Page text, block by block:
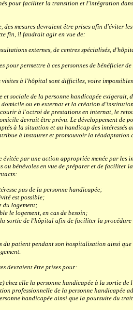
pour faciliter la transition et l'intégration
mesures devraient être prises afin d'éviter les
fin, il faudrait agir en vue de:
externes, de centres spécialisés,
permettre à ces personnes de bénéficier de
à l'hôpital sont difficiles, voire
de la personne handicapée exigerait,
ou en externat et la création
à l'octroi de prestations en internat, le
devrait être prévu. Le développement de
à la situation et au handicap des intéressés
à instaurer et promouvoir la réadaptation
par une action appropriée menée par les
ou bénévoles en vue de préparer et de faciliter
pas de la personne handicapée;
est possible;
logement;
le logement, en cas de besoin;
sortie de l'hôpital afin de faciliter la procédure
patient pendant son hospitalisation ainsi que
devraient être prises pour:
elle la personne handicapée à la sortie de
professionnelle de la personne handicapée
handicapée ainsi que la poursuite du